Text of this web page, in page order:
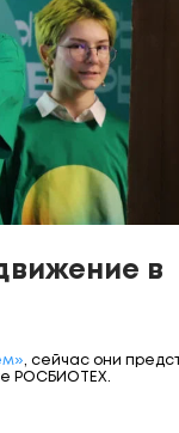
в
, сейчас они
РОСБИОТЕХ.